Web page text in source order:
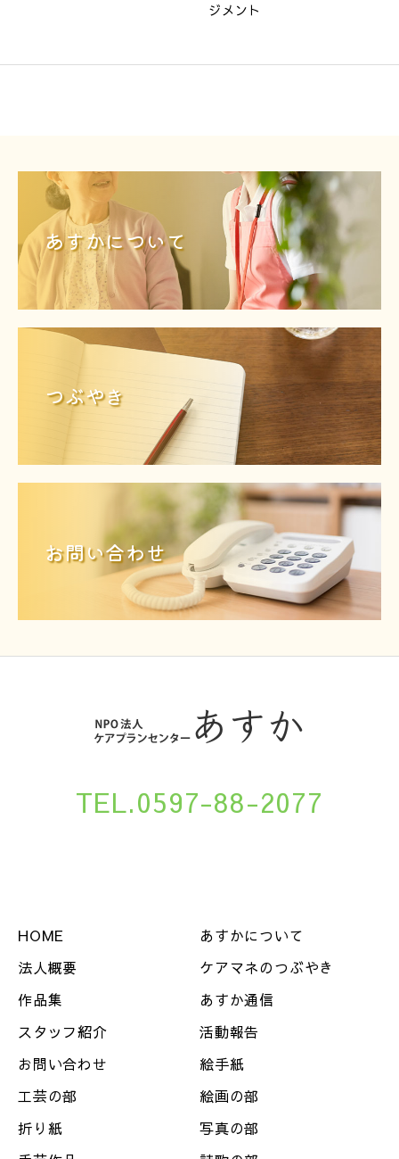
ジメント
あすかについて
つぶやき
お問い合わせ
TEL.0597-88-2077
HOME
あすかについて
法人概要
ケアマネのつぶやき
作品集
あすか通信
スタッフ紹介
活動報告
お問い合わせ
絵手紙
工芸の部
絵画の部
折り紙
写真の部